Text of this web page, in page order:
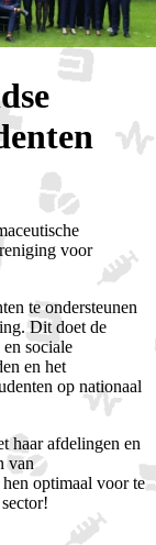
voor
te ondersteunen
Dit doet de
sociale
en het
op nationaal
haar afdelingen en
van
optimaal voor te